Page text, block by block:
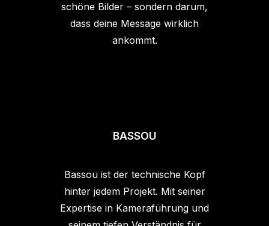
schöne Bilder – sondern darum,
dass deine Message wirklich
ankommt.
BASSOU
Bassou ist der technische Kopf
hinter jedem Projekt. Mit seiner
Expertise in Kameraführung und